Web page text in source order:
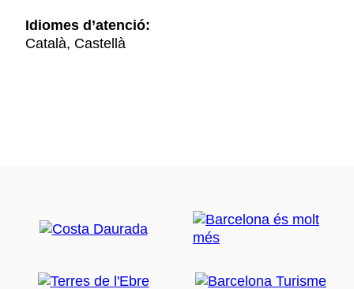
Idiomes d’atenció:
Català, Castellà